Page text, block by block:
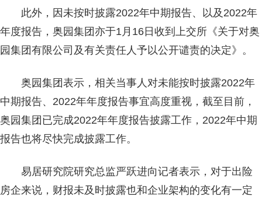
此外，因未按时披露2022年中期报告、以及2022年
年度报告，奥园集团亦于1月16日收到上交所《关于对奥
园集团有限公司及有关责任人予以公开谴责的决定》。
奥园集团表示，相关当事人对未能按时披露2022年
中期报告、2022年年度报告事宜高度重视，截至目前，
奥园集团已完成2022年年度报告披露工作，2022年中期
报告也将尽快完成披露工作。
易居研究院研究总监严跃进向记者表示，对于出险
房企来说，财报未及时披露也和企业架构的变化有一定